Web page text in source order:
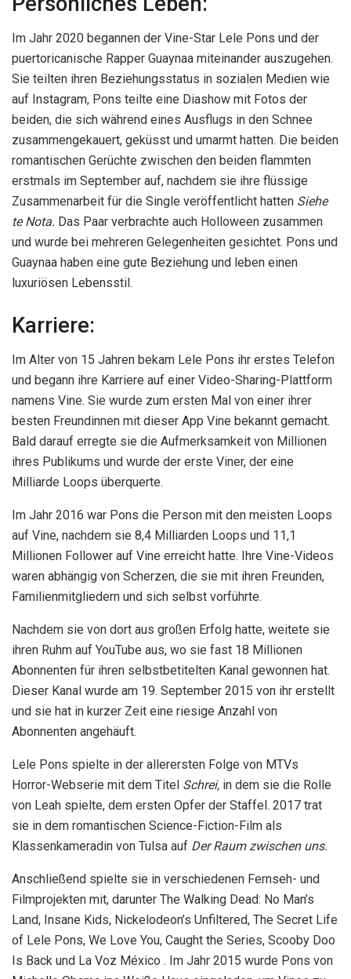
Im Jahr 2020 begannen der Vine-Star Lele Pons und der
puertoricanische Rapper Guaynaa miteinander auszugehen.
Sie teilten ihren Beziehungsstatus in sozialen Medien wie
auf Instagram, Pons teilte eine Diashow mit Fotos der
beiden, die sich während eines Ausflugs in den Schnee
zusammengekauert, geküsst und umarmt hatten. Die beiden
romantischen Gerüchte zwischen den beiden flammten
erstmals im September auf, nachdem sie ihre flüssige
Zusammenarbeit für die Single veröffentlicht hatten Siehe
te Nota. Das Paar verbrachte auch Holloween zusammen
und wurde bei mehreren Gelegenheiten gesichtet. Pons und
Guaynaa haben eine gute Beziehung und leben einen
luxuriösen Lebensstil.
Karriere:
Im Alter von 15 Jahren bekam Lele Pons ihr erstes Telefon
und begann ihre Karriere auf einer Video-Sharing-Plattform
namens Vine. Sie wurde zum ersten Mal von einer ihrer
besten Freundinnen mit dieser App Vine bekannt gemacht.
Bald darauf erregte sie die Aufmerksamkeit von Millionen
ihres Publikums und wurde der erste Viner, der eine
Milliarde Loops überquerte.
Im Jahr 2016 war Pons die Person mit den meisten Loops
auf Vine, nachdem sie 8,4 Milliarden Loops und 11,1
Millionen Follower auf Vine erreicht hatte. Ihre Vine-Videos
waren abhängig von Scherzen, die sie mit ihren Freunden,
Familienmitgliedern und sich selbst vorführte.
Nachdem sie von dort aus großen Erfolg hatte, weitete sie
ihren Ruhm auf YouTube aus, wo sie fast 18 Millionen
Abonnenten für ihren selbstbetitelten Kanal gewonnen hat.
Dieser Kanal wurde am 19. September 2015 von ihr erstellt
und sie hat in kurzer Zeit eine riesige Anzahl von
Abonnenten angehäuft.
Lele Pons spielte in der allerersten Folge von MTVs
Horror-Webserie mit dem Titel Schrei, in dem sie die Rolle
von Leah spielte, dem ersten Opfer der Staffel. 2017 trat
sie in dem romantischen Science-Fiction-Film als
Klassenkameradin von Tulsa auf Der Raum zwischen uns.
Anschließend spielte sie in verschiedenen Fernseh- und
Filmprojekten mit, darunter The Walking Dead: No Man’s
Land, Insane Kids, Nickelodeon’s Unfiltered, The Secret Life
of Lele Pons, We Love You, Caught the Series, Scooby Doo
Is Back und La Voz México . Im Jahr 2015 wurde Pons von